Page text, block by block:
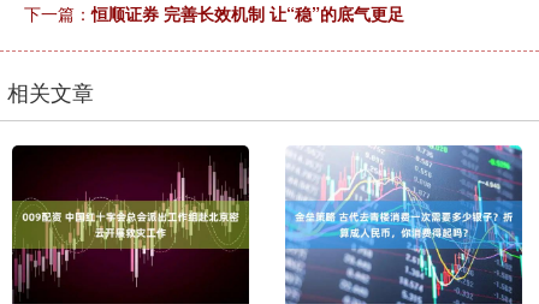
下一篇：恒顺证券 完善长效机制 让“稳”的底气更足
相关文章